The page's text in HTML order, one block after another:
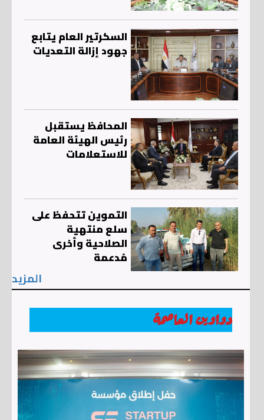
السكرتير العام يتابع
جهود إزالة التعديات
المحافظ يستقبل
رئيس الهيئة العامة
للاستعلامات
التموين تتحفظ على
سلع منتهية
الصلاحية وأخرى
مُدعمة
المزيد
دواوين العاصمة